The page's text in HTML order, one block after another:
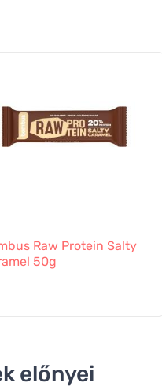
Raw Protein Salty
50g
előnyei